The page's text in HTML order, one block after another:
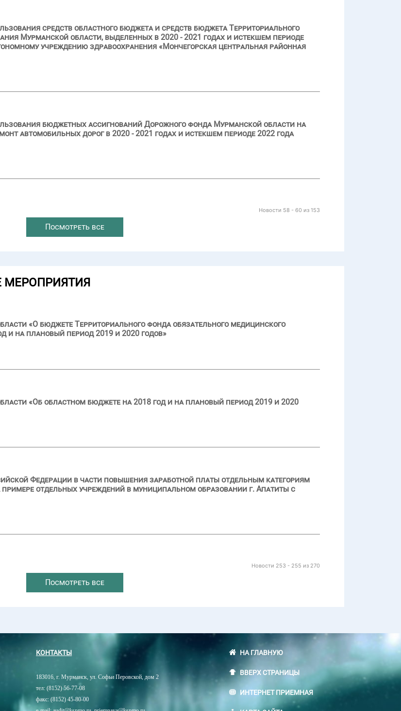
средств областного бюджета и средств бюджета Территориального
Мурманской области, выделенных в 2020 - 2021 годах и истекшем периоде
учреждению здравоохранения «Мончегорская центральная районная
бюджетных ассигнований Дорожного фонда Мурманской области на
автомобильных дорог в 2020 - 2021 годах и истекшем периоде 2022 года
Новости 58 - 60 из 153
Посмотреть все
МЕРОПРИЯТИЯ
«О бюджете Территориального фонда обязательного медицинского
и на плановый период 2019 и 2020 годов»
«Об областном бюджете на 2018 год и на плановый период 2019 и 2020
Федерации в части повышения заработной платы отдельным категориям
отдельных учреждений в муниципальном образовании г. Апатиты с
Новости 253 - 255 из 270
Посмотреть все
КОНТАКТЫ
183016, г. Мурманск, ул. Софьи Перовской, дом 2
тел: (8152) 56-77-08
факс: (8152) 45-80-00
НА ГЛАВНУЮ
ВВЕРХ СТРАНИЦЫ
ИНТЕРНЕТ ПРИЕМНАЯ